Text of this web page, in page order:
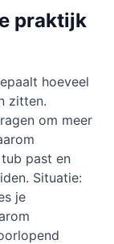
praktijk
hoeveel
zitten.
om meer
past en
Situatie:
je